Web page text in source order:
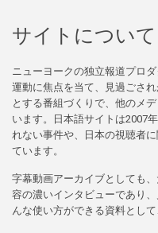
サイトについて
ニューヨークの独立報道プロ
運動に焦点を当て、見過ごさ
とする番組づくりで、他のメ
います。日本語サイトは2007
れない事件や、日本の視聴者
ています。
字幕動画アーカイブとしても
容の濃いインタビューであり
んな使い方ができる資料とし